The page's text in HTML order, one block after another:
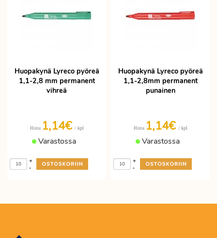
Huopakynä Lyreco pyöreä
1,1-2,8 mm permanent
vihreä
Hinta 1,14€ / kpl
Varastossa
-
+
Huopakynä Lyreco pyöreä
1,1-2,8mm permanent
punainen
Hinta 1,14€ / kpl
Varastossa
-
+